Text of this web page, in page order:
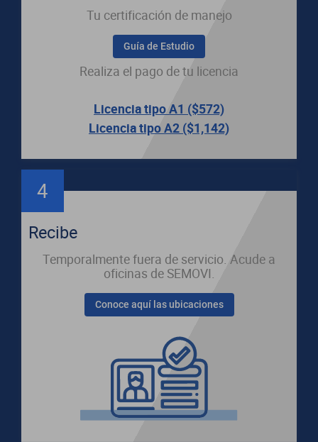
Tu certificación de manejo
Guía de Estudio
Realiza el pago de tu licencia
Licencia tipo A1 ($572)
Licencia tipo A2 ($1,142)
4
Recibe
Temporalmente fuera de servicio. Acude a
oficinas de SEMOVI.
Conoce aquí las ubicaciones